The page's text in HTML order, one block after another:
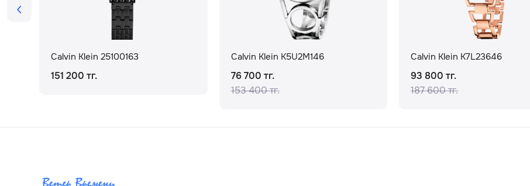
Calvin Klein 25100163
151 200 тг.
Calvin Klein K5U2M146
76 700 тг.
153 400 тг.
Calvin Klein K7L23646
93 800 тг.
187 600 тг.